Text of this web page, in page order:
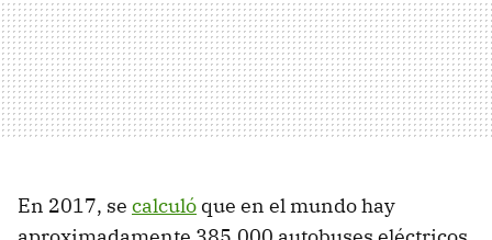
En 2017, se calculó que en el mundo hay